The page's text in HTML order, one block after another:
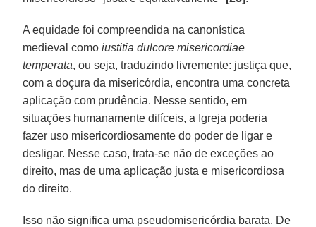
A equidade foi compreendida na canonística
medieval comoiustitia dulcore misericordiae
temperata, ou seja, traduzindo livremente: justiça que,
com a doçura da misericórdia, encontra uma concreta
aplicação com prudência. Nesse sentido, em
situações humanamente difíceis, a Igreja poderia
fazer uso misericordiosamente do poder de ligar e
desligar. Nesse caso, trata-se não de exceções ao
direito, mas de uma aplicação justa e misericordiosa
do direito.
Isso não significa uma pseudomisericórdia barata. De